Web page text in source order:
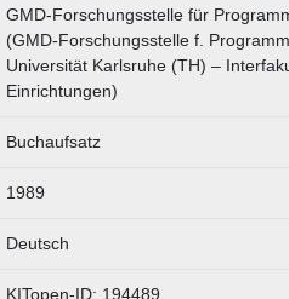
GMD-Forschungsstelle für
(GMD-Forschungsstelle f.
Universität Karlsruhe (TH) –
Einrichtungen)
Buchaufsatz
1989
Deutsch
KITopen-ID: 194489